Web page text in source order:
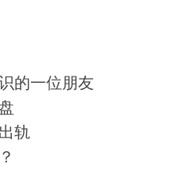
的一位朋友
轨